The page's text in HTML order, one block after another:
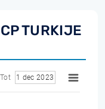
TURKIJE
Tot 1 dec 2023